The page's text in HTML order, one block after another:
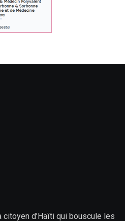
citoyen d’Haïti qui bouscule les